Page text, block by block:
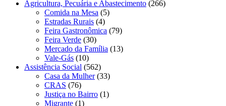
Agricultura, Pecuária e Abastecimento (266)
Comida na Mesa (5)
Estradas Rurais (4)
Feira Gastronômica (79)
Feira Verde (30)
Mercado da Família (13)
Vale-Gás (10)
Assistência Social (562)
Casa da Mulher(33)
CRAS (76)
Justiça no Bairro (1)
Migrante (1)